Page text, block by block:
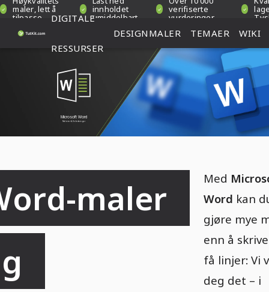
maler, lett å
tilpasse
innholdet
umiddelbart
verifiserte
vurderinger
DIGITALE
RESSURSER
DESIGNMALER TEMAER WIKI
Microsoft Word
Malerier & Veiledninger
maler
Med
Word kan
gjøre mye
enn å
få linjer: Vi
deg det – i